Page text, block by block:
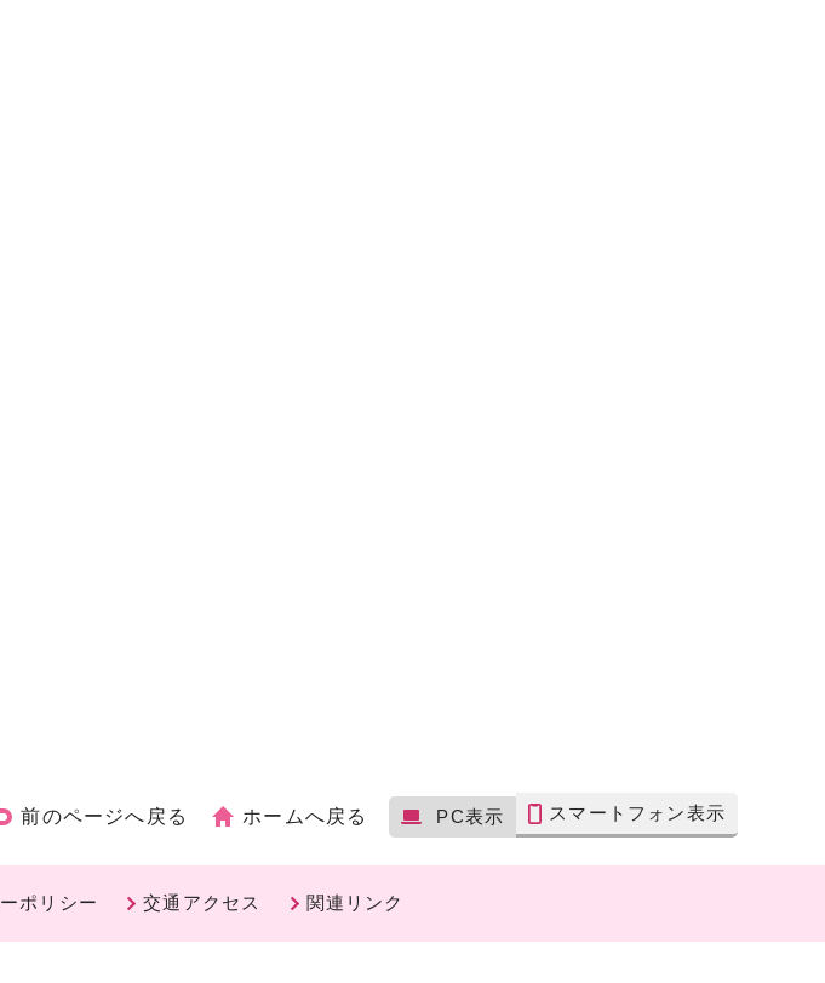
前のページへ戻る ホームへ戻る PC表示 スマートフォン表示
ポリシー 交通アクセス 関連リンク